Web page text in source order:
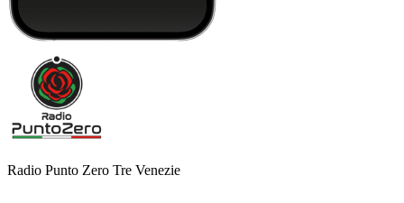
Radio Punto Zero Tre Venezie